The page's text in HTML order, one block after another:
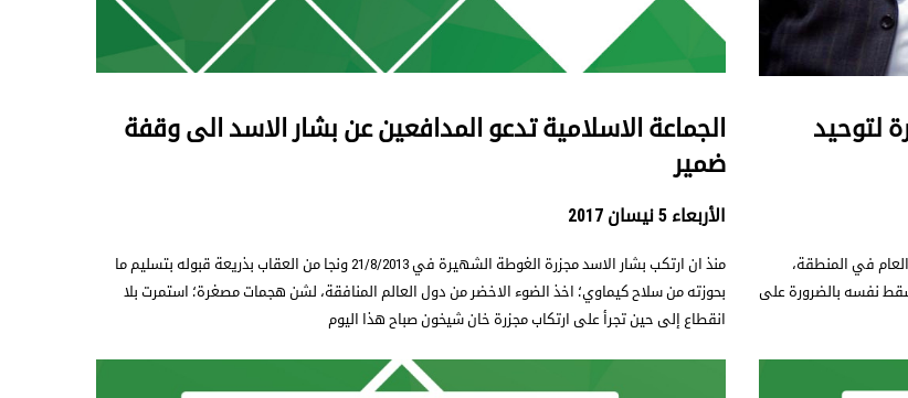
لتوحيد
العام في المنطقة،
نفسه بالضرورة على
الجماعة الاسلامية تدعو المدافعين عن بشار الاسد الى وقفة
ضمير
الأربعاء 5 نيسان 2017
منذ ان ارتكب بشار الاسد مجزرة الغوطة الشهيرة في 21/8/2013 ونجا من العقاب بذريعة قبوله بتسليم ما
بحوزته من سلاح كيماوي؛ اخذ الضوء الاخضر من دول العالم المنافقة، لشن هجمات مصغرة؛ استمرت بلا
انقطاع إلى حين تجرأ على ارتكاب مجزرة خان شيخون صباح هذا اليوم